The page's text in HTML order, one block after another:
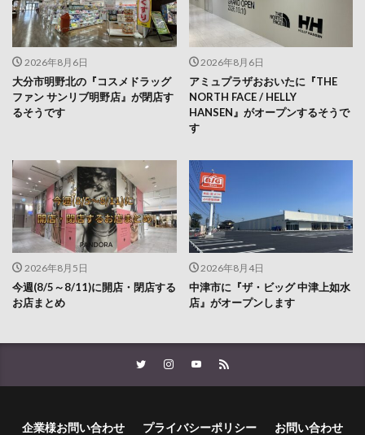
2026年8月6日
大分市明野北の『コスメドラッグ
ファン サンリブ明野店』が閉店す
るそうです
2026年8月6日
アミュプラザおおいたに『THE
NORTH FACE / HELLY
HANSEN』がオープンするそうで
す
2026年8月5日
今週(8/5～8/11)に開店・閉店する
お店まとめ
2026年8月4日
中津市に『ザ・ビッグ 中津上如水
店』がオープンします
企業様お問い合わせ プライバシーポリシー お問い合わせ